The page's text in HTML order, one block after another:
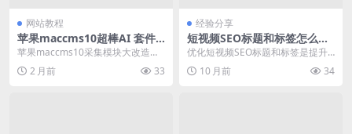
网站教程
苹果maccms10超棒AI 套件
实战：用 AI 把视频站的内
苹果maccms10采集模块大改造：
从手填到资源站中心一键采 适用版
本：苹果ma...
2 月前 33
经验分享
短视频SEO标题和标签怎么优
化
优化短视频SEO标题和标签是提升
内容曝光和用户触达的关键环节。
以下是基于当前技术...
10 月前 34